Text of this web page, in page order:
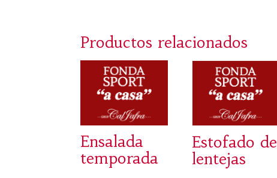
Productos relacionados
Ensalada
temporada
Estofado de
lentejas